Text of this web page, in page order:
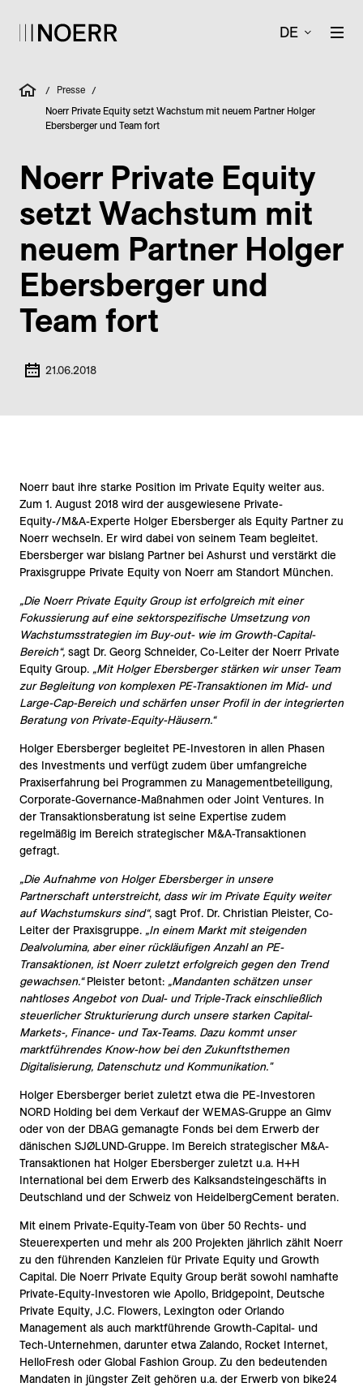
DE
/ Presse /
Noerr Private Equity setzt Wachstum mit neuem Partner Holger
Ebersberger und Team fort
Noerr Private Equity
setzt Wachstum mit
neuem Partner Holger
Ebersberger und
Team fort
21.06.2018
Noerr baut ihre starke Position im Private Equity weiter aus.
Zum 1. August 2018 wird der ausgewiesene Private-
Equity-/M&A-Experte Holger Ebersberger als Equity Partner zu
Noerr wechseln. Er wird dabei von seinem Team begleitet.
Ebersberger war bislang Partner bei Ashurst und verstärkt die
Praxisgruppe Private Equity von Noerr am Standort München.
„Die Noerr Private Equity Group ist erfolgreich mit einer
Fokussierung auf eine sektorspezifische Umsetzung von
Wachstumsstrategien im Buy-out- wie im Growth-Capital-
Bereich“, sagt Dr. Georg Schneider, Co-Leiter der Noerr Private
Equity Group. „Mit Holger Ebersberger stärken wir unser Team
zur Begleitung von komplexen PE-Transaktionen im Mid- und
Large-Cap-Bereich und schärfen unser Profil in der integrierten
Beratung von Private-Equity-Häusern.“
Holger Ebersberger begleitet PE-Investoren in allen Phasen
des Investments und verfügt zudem über umfangreiche
Praxiserfahrung bei Programmen zu Managementbeteiligung,
Corporate-Governance-Maßnahmen oder Joint Ventures. In
der Transaktionsberatung ist seine Expertise zudem
regelmäßig im Bereich strategischer M&A-Transaktionen
gefragt.
„Die Aufnahme von Holger Ebersberger in unsere
Partnerschaft unterstreicht, dass wir im Private Equity weiter
auf Wachstumskurs sind“, sagt Prof. Dr. Christian Pleister, Co-
Leiter der Praxisgruppe. „In einem Markt mit steigenden
Dealvolumina, aber einer rückläufigen Anzahl an PE-
Transaktionen, ist Noerr zuletzt erfolgreich gegen den Trend
gewachsen.“Pleister betont: „Mandanten schätzen unser
nahtloses Angebot von Dual- und Triple-Track einschließlich
steuerlicher Strukturierung durch unsere starken Capital-
Markets-, Finance- und Tax-Teams. Dazu kommt unser
marktführendes Know-how bei den Zukunftsthemen
Digitalisierung, Datenschutz und Kommunikation."
Holger Ebersberger beriet zuletzt etwa die PE-Investoren
NORD Holding bei dem Verkauf der WEMAS-Gruppe an Gimv
oder von der DBAG gemanagte Fonds bei dem Erwerb der
dänischen SJØLUND-Gruppe. Im Bereich strategischer M&A-
Transaktionen hat Holger Ebersberger zuletzt u.a. H+H
International bei dem Erwerb des Kalksandsteingeschäfts in
Deutschland und der Schweiz von HeidelbergCement beraten.
Mit einem Private-Equity-Team von über 50 Rechts- und
Steuerexperten und mehr als 200 Projekten jährlich zählt Noerr
zu den führenden Kanzleien für Private Equity und Growth
Capital. Die Noerr Private Equity Group berät sowohl namhafte
Private-Equity-Investoren wie Apollo, Bridgepoint, Deutsche
Private Equity, J.C. Flowers, Lexington oder Orlando
Management als auch marktführende Growth-Capital- und
Tech-Unternehmen, darunter etwa Zalando, Rocket Internet,
HelloFresh oder Global Fashion Group. Zu den bedeutenden
Mandaten in jüngster Zeit gehören u.a. der Erwerb von bike24